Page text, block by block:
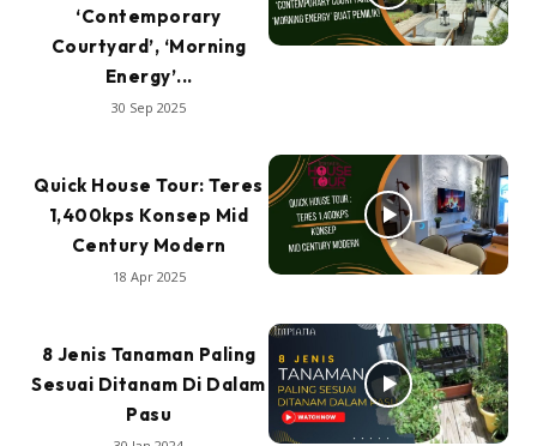
‘Contemporary
Courtyard’, ‘Morning
Energy’...
30 Sep 2025
Quick House Tour: Teres
1,400kps Konsep Mid
Century Modern
18 Apr 2025
8 Jenis Tanaman Paling
Sesuai Ditanam Di Dalam
Pasu